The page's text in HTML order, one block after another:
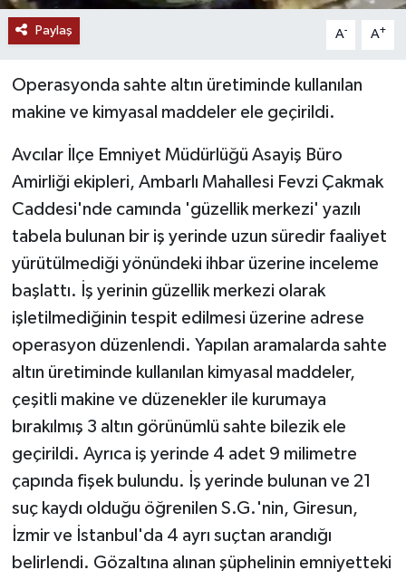
Paylaş A- A+
Operasyonda sahte altın üretiminde kullanılan
makine ve kimyasal maddeler ele geçirildi.
Avcılar İlçe Emniyet Müdürlüğü Asayiş Büro
Amirliği ekipleri, Ambarlı Mahallesi Fevzi Çakmak
Caddesi'nde camında 'güzellik merkezi' yazılı
tabela bulunan bir iş yerinde uzun süredir faaliyet
yürütülmediği yönündeki ihbar üzerine inceleme
başlattı. İş yerinin güzellik merkezi olarak
işletilmediğinin tespit edilmesi üzerine adrese
operasyon düzenlendi. Yapılan aramalarda sahte
altın üretiminde kullanılan kimyasal maddeler,
çeşitli makine ve düzenekler ile kurumaya
bırakılmış 3 altın görünümlü sahte bilezik ele
geçirildi. Ayrıca iş yerinde 4 adet 9 milimetre
çapında fişek bulundu. İş yerinde bulunan ve 21
suç kaydı olduğu öğrenilen S.G.'nin, Giresun,
İzmir ve İstanbul'da 4 ayrı suçtan arandığı
belirlendi. Gözaltına alınan şüphelinin emniyetteki
Politika
Sağlık
Yaşam
AboneHaber Özel